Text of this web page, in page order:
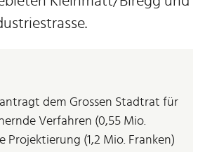
dem Grossen Stadtrat für
Verfahren (0,55 Mio.
Projektierung (1,2 Mio. Franken)